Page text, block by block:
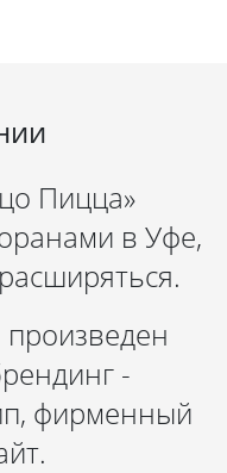
Пицца»
в Уфе,
-
фирменный